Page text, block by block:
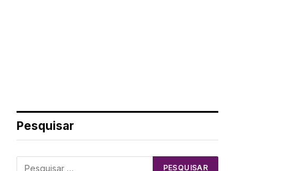
Pesquisar